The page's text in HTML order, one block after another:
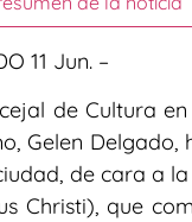
11 Jun. –
de Cultura
Gelen
de cara a
Christi), que